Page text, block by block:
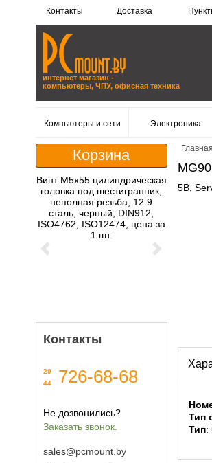
Контакты Доставка
интернет магазин -
компьютеры, ЧПУ, офисная техника
Компьютеры и сети Электроника
Корзина
Винт M5x55 цилиндрическая
головка под шестигранник,
неполная резьба, 12.9
сталь, черный, DIN912,
ISO4762, ISO12474, цена за
1 шт.
Previous
Next
Контакты
29
44
726-68-68
Не дозвонились?
Заказать звонок.
sales@pcmount.by
Главная
5В,
Тип
Тип: